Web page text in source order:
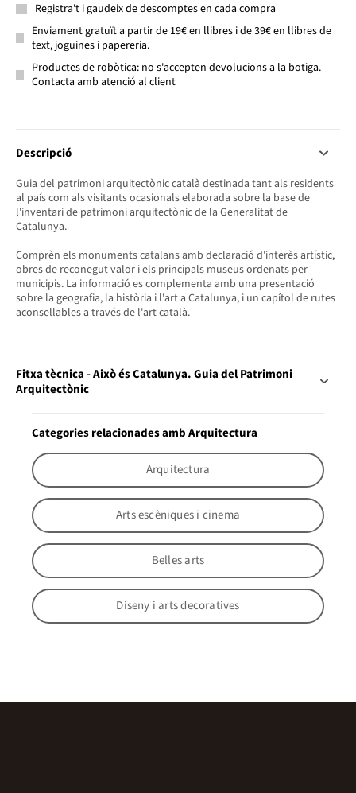
Registra't i gaudeix de descomptes en cada compra
Enviament gratuït a partir de 19€ en llibres i de 39€ en llibres de
text, joguines i papereria.
Productes de robòtica: no s'accepten devolucions a la botiga.
Contacta amb atenció al client
Descripció
Guia del patrimoni arquitectònic català destinada tant als residents
al país com als visitants ocasionals elaborada sobre la base de
l'inventari de patrimoni arquitectònic de la Generalitat de
Catalunya.
Comprèn els monuments catalans amb declaració d'interès artístic,
obres de reconegut valor i els principals museus ordenats per
municipis. La informació es complementa amb una presentació
sobre la geografia, la història i l'art a Catalunya, i un capítol de rutes
aconsellables a través de l'art català.
Fitxa tècnica - Això és Catalunya. Guia del Patrimoni
Arquitectònic
Categories relacionades amb Arquitectura
Arquitectura
Arts escèniques i cinema
Belles arts
Diseny i arts decoratives